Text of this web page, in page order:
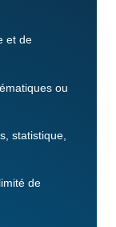
et de
ou
statistique,
de